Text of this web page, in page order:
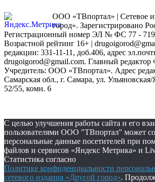
ООО «ТВпортал» | Сетевое
город». Зарегистрировано
Регистрационный номер ЭЛ № ФС 77 -
Возрастной рейтинг 16+ |
редакции: 331-11-11, доб.406, адрес
drugoigorod@gmail.com. Главный
Учредитель: ООО «ТВпортал». Адрес
Самарская обл., г. Самара, ул.
52/55, комн. 6
С целью улучшения работы сайта и его
пользователями ООО "ТВпортал" может
персональные данные посетителей при
файлов и сервисов «Яндекс Метрика» и
Статистика согласно
Политике конфиденциальности
сетевого издания «Другой город».